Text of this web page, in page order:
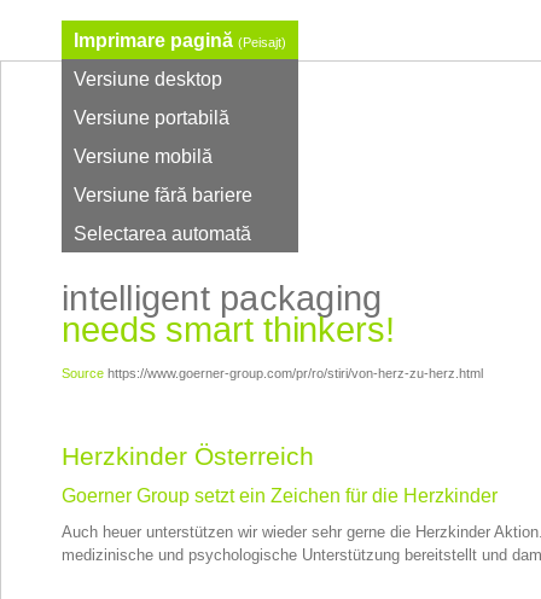
intelligent packaging
needs smart thinkers!
Source https://www.goerner-group.com/pr/ro/stiri/von-herz-zu-herz.html
Imprimare pagină (Peisajt)
Versiune desktop
Versiune portabilă
Versiune mobilă
Versiune fără bariere
Selectarea automată
Herzkinder Österreich
Goerner Group setzt ein Zeichen für die Herzkinder
Auch heuer unterstützen wir wieder sehr gerne die Herzkinder
medizinische und psychologische Unterstützung bereitstellt und